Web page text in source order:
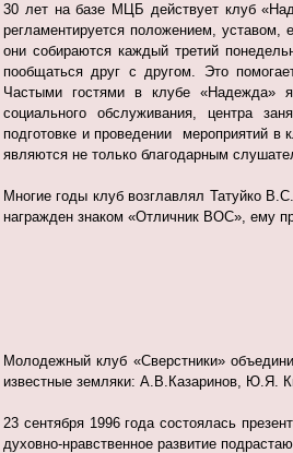
30 лет на базе МЦБ действует клуб
регламентируется положением,
они собираются каждый третий
пообщаться друг с другом. Это
Частыми гостями в клубе «Надежда»
социального обслуживания, центра
подготовке и проведении мероприятий в
являются не только благодарным
Многие годы клуб возглавлял Татуйко
награжден знаком «Отличник ВОС», ему
Молодежный клуб «Сверстники»
известные земляки: А.В.Казаринов,
23 сентября 1996 года состоялась
духовно-нравственное развитие